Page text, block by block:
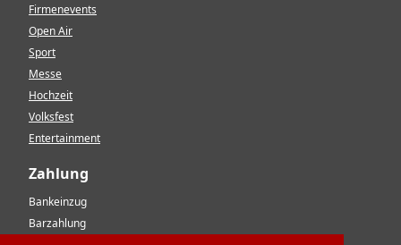
Firmenevents
Open Air
Sport
Messe
Hochzeit
Volksfest
Entertainment
Zahlung
Bankeinzug
Barzahlung